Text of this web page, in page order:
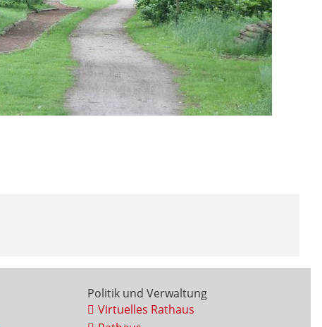
Politik und Verwaltung
Virtuelles Rathaus